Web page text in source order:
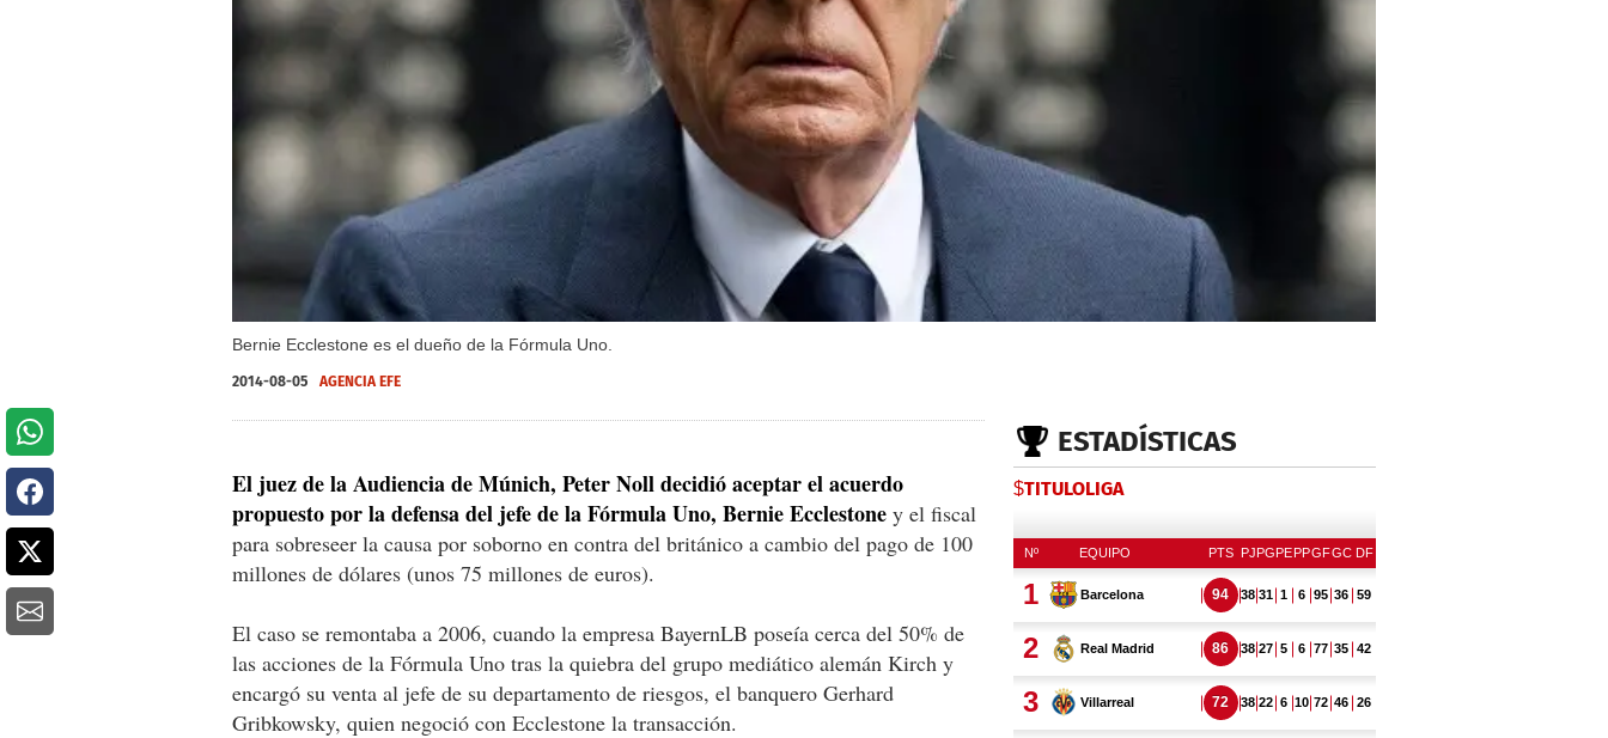
Bernie Ecclestone es el dueño de la Fórmula Uno.
2014-08-05 AGENCIA EFE
El juez de la Audiencia de Múnich, Peter Noll decidió aceptar el acuerdo
propuesto por la defensa del jefe de la Fórmula Uno, Bernie Ecclestone y el fiscal
para sobreseer la causa por soborno en contra del británico a cambio del pago de 100
millones de dólares (unos 75 millones de euros).
El caso se remontaba a 2006, cuando la empresa BayernLB poseía cerca del 50% de
las acciones de la Fórmula Uno tras la quiebra del grupo mediático alemán Kirch y
encargó su venta al jefe de su departamento de riesgos, el banquero Gerhard
Gribkowsky, quien negoció con Ecclestone la transacción.
ESTADÍSTICAS
$TITULOLIGA